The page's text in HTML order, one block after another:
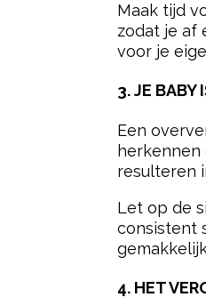
Maak tijd
zodat je af
voor je
3. JE BABY
Een
resulteren
Let op de
consistent
4. HET